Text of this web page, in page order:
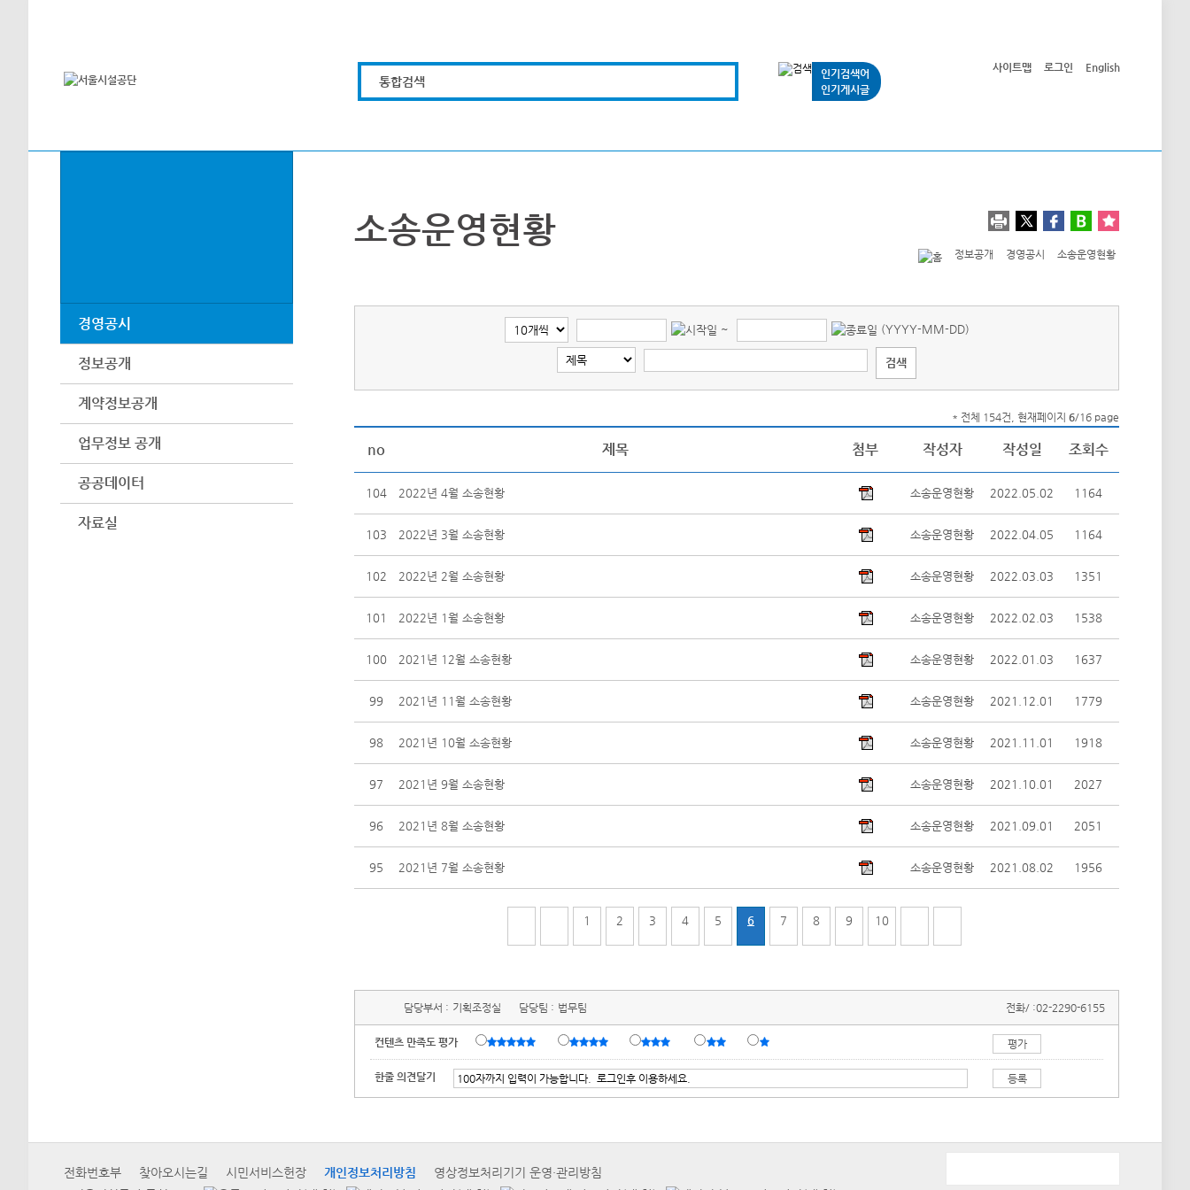
통합검색
인기검색어
인기게시글
사이트맵 로그인 English
경영공시
정보공개
계약정보공개
업무정보 공개
공공데이터
자료실
소송운영현황
정보공개 경영공시 소송운영현황
~ (YYYY-MM-DD)
* 전체 154건, 현재페이지 6/16 page
no 제목 첨부 작성자 작성일 조회수
104 2022년 4월 소송현황 소송운영현황 2022.05.02 1164
103 2022년 3월 소송현황 소송운영현황 2022.04.05 1164
102 2022년 2월 소송현황 소송운영현황 2022.03.03 1351
101 2022년 1월 소송현황 소송운영현황 2022.02.03 1538
100 2021년 12월 소송현황 소송운영현황 2022.01.03 1637
99 2021년 11월 소송현황 소송운영현황 2021.12.01 1779
98 2021년 10월 소송현황 소송운영현황 2021.11.01 1918
97 2021년 9월 소송현황 소송운영현황 2021.10.01 2027
96 2021년 8월 소송현황 소송운영현황 2021.09.01 2051
95 2021년 7월 소송현황 소송운영현황 2021.08.02 1956
1 2 3 4 5 6 7 8 9 10
담당부서 : 기획조정실 담당팀 : 법무팀 전화/ :02-2290-6155
컨텐츠 만족도 평가
한줄 의견달기
전화번호부 찾아오시는길 시민서비스헌장 개인정보처리방침
영상정보처리기기 운영·관리방침